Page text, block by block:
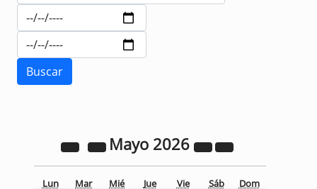
Mayo 2026
Lun Mar Mié Jue Vie Sáb Dom